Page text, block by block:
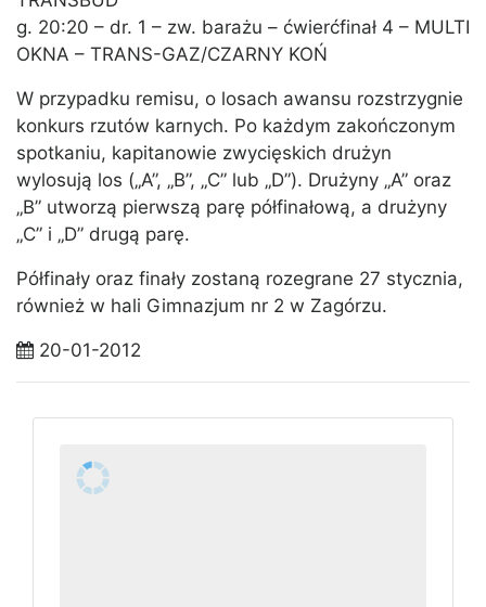
g. 20:20 – dr. 1 – zw. barażu – ćwierćfinał 4 – MULTI
OKNA – TRANS-GAZ/CZARNY KOŃ
W przypadku remisu, o losach awansu rozstrzygnie
konkurs rzutów karnych. Po każdym zakończonym
spotkaniu, kapitanowie zwycięskich drużyn
wylosują los („A”, „B”, „C” lub „D”). Drużyny „A” oraz
„B” utworzą pierwszą parę półfinałową, a drużyny
„C” i „D” drugą parę.
Półfinały oraz finały zostaną rozegrane 27 stycznia,
również w hali Gimnazjum nr 2 w Zagórzu.
20-01-2012